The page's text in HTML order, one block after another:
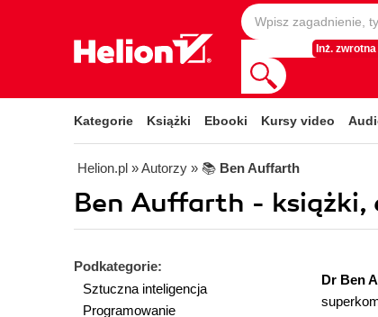
Inż. zwrotna
Kategorie Książki Ebooki Kursy video
Helion.pl » Autorzy » 📚 Ben Auffarth
Ben Auffarth - książki,
Podkategorie:
Sztuczna inteligencja
Programowanie
Dr Ben